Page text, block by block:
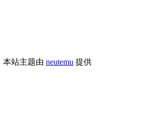
本站主题由 neutemu 提供